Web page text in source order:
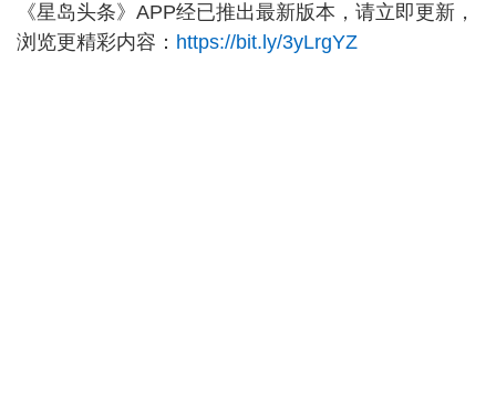
《星岛头条》APP经已推出最新版本，请立即更新，
浏览更精彩内容： https://bit.ly/3yLrgYZ